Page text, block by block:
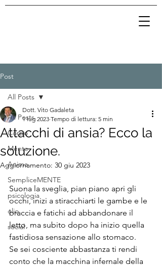
Post
All Posts
Corpo
Mente
Anima
SempliceMENTE
psicologia
olio
social
All Posts
Attacchi di ansia? Ecco la
soluzione.
Dott. Vito Gadaleta
1 lug 2023 Tempo di lettura: 5 min
Aggiornamento: 30 giu 2023
Suona la sveglia, pian piano apri gli
occhi, inizi a stiracchiarti le gambe e le
braccia e fatichi ad abbandonare il
letto, ma subito dopo ha inizio quella
fastidiosa sensazione allo stomaco.
Se sei cosciente abbastanza ti rendi
conto che la macchina infernale della